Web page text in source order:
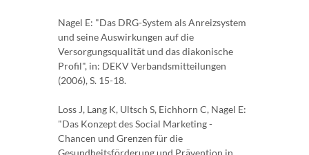
Nagel E: "Das DRG-System als Anreizsystem
und seine Auswirkungen auf die
Versorgungsqualität und das diakonische
Profil", in: DEKV Verbandsmitteilungen
(2006), S. 15-18.
Loss J, Lang K, Ultsch S, Eichhorn C, Nagel E:
"Das Konzept des Social Marketing -
Chancen und Grenzen für die
Gesundheitsförderung und Prävention in